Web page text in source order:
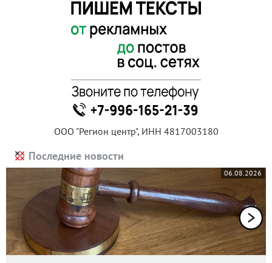
ООО "Регион центр", ИНН 4817003180
Последние новости
06.08.2026